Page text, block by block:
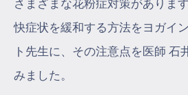
さまざまな花粉症対策がありま
快症状を緩和する方法をヨガイ
ト先生に、その注意点を医師 石
みました。